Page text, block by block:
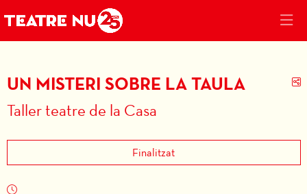
UN MISTERI SOBRE LA TAULA
Taller teatre de la Casa
Finalitzat